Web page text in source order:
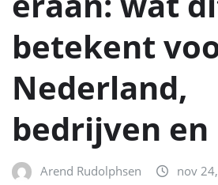
betekent
Nederland,
bedrijven
Arend Rudolphsen nov